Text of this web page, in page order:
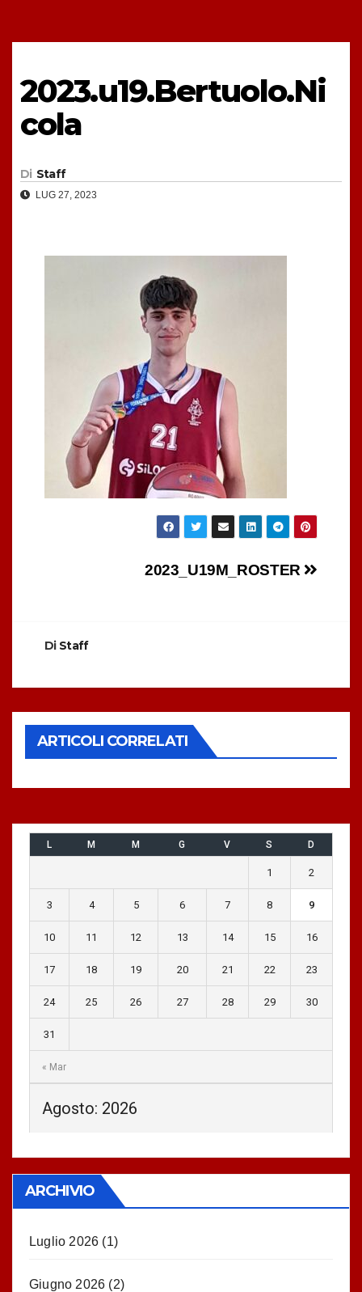
2023.u19.Bertuolo.Ni
cola
Di Staff
LUG 27, 2023
Navigazione2023_U19M_ROSTER
Di Staff
ARTICOLI CORRELATI
Agosto: 2026
L M M G V S D
« Mar
1 2
3 4 5 6 7 8 9
10 11 12 13 14 15 16
17 18 19 20 21 22 23
24 25 26 27 28 29 30
31
ARCHIVIO
Luglio 2026 (1)
Giugno 2026 (2)